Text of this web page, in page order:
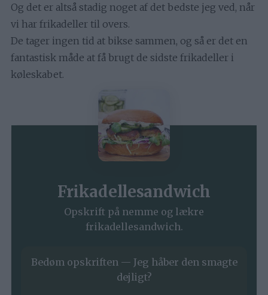
Og det er altså stadig noget af det bedste jeg ved, når
vi har frikadeller til overs.
De tager ingen tid at bikse sammen, og så er det en
fantastisk måde at få brugt de sidste frikadeller i
køleskabet.
Frikadellesandwich
Opskrift på nemme og lækre
frikadellesandwich.
Bedøm opskriften — Jeg håber den smagte
dejligt?